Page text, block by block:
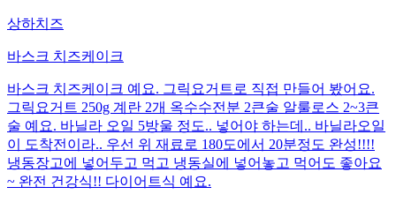
상하치즈
바스크 치즈케이크
바스크 치즈케이크 예요. 그릭요거트로 직접 만들어 봤어요.
그릭요거트 250g 계란 2개 옥수수전분 2큰술 알룰로스 2~3큰
술 예요. 바닐라 오일 5방울 정도.. 넣어야 하는데.. 바닐라오일
이 도착전이라.. 우선 위 재료로 180도에서 20분정도 완성!!!!
냉동장고에 넣어두고 먹고 냉동실에 넣어놓고 먹어도 좋아요
~ 완전 건강식!! 다이어트식 예요.